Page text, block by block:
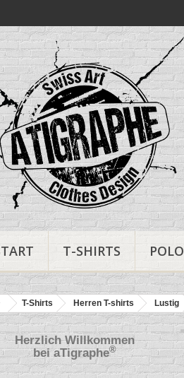
T-SHIRTS POLO
T-Shirts Herren T-shirts Lustig
Herzlich Willkommen
beiaTigraphe®